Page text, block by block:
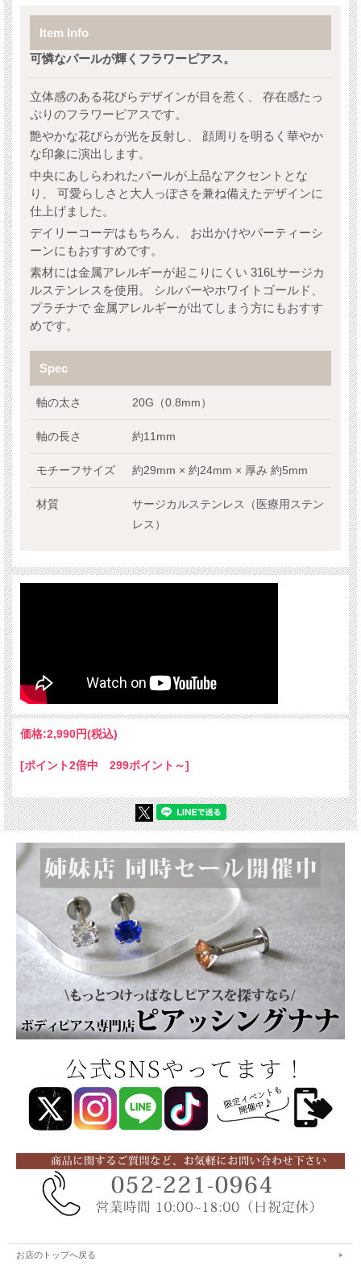
Item Info
可憐なパールが輝くフラワーピアス。
立体感のある花びらデザインが目を惹く、 存在感たっ
ぷりのフラワーピアスです。
艶やかな花びらが光を反射し、 顔周りを明るく華やか
な印象に演出します。
中央にあしらわれたパールが上品なアクセントとな
り、 可愛らしさと大人っぽさを兼ね備えたデザインに
仕上げました。
デイリーコーデはもちろん、 お出かけやパーティーシ
ーンにもおすすめです。
素材には金属アレルギーが起こりにくい 316Lサージカ
ルステンレスを使用。 シルバーやホワイトゴールド、
プラチナで 金属アレルギーが出てしまう方にもおすす
めです。
Spec
軸の太さ 20G（0.8mm）
軸の長さ 約11mm
モチーフサイズ 約29mm × 約24mm × 厚み 約5mm
材質
サージカルステンレス（医療用ステン
レス）
価格:2,990円(税込)
[ポイント2倍中 299ポイント～]
お店のトップへ戻る